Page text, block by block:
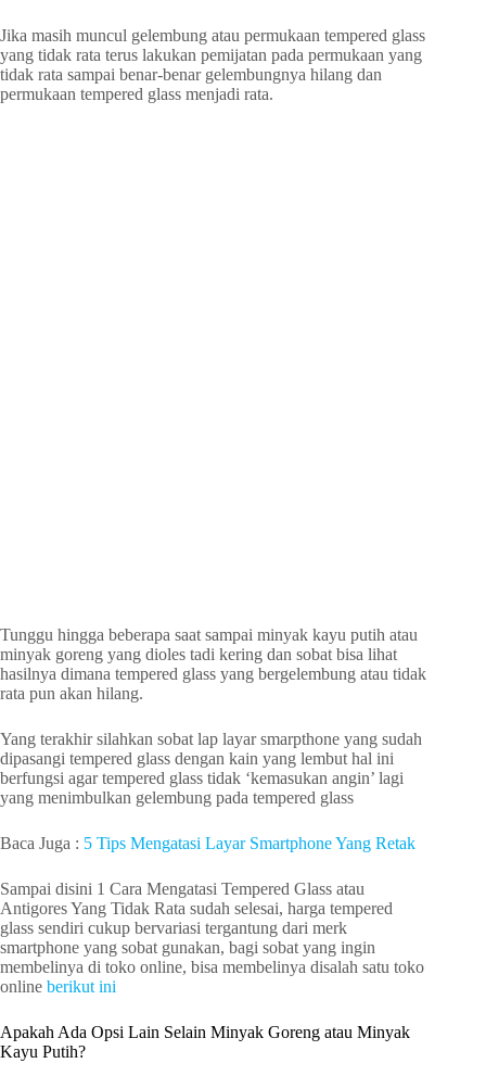
Jika masih muncul gelembung atau permukaan tempered glass
yang tidak rata terus lakukan pemijatan pada permukaan yang
tidak rata sampai benar-benar gelembungnya hilang dan
permukaan tempered glass menjadi rata.
Tunggu hingga beberapa saat sampai minyak kayu putih atau
minyak goreng yang dioles tadi kering dan sobat bisa lihat
hasilnya dimana tempered glass yang bergelembung atau tidak
rata pun akan hilang.
Yang terakhir silahkan sobat lap layar smarpthone yang sudah
dipasangi tempered glass dengan kain yang lembut hal ini
berfungsi agar tempered glass tidak ‘kemasukan angin’ lagi
yang menimbulkan gelembung pada tempered glass
Baca Juga : 5 Tips Mengatasi Layar Smartphone Yang Retak
Sampai disini 1 Cara Mengatasi Tempered Glass atau
Antigores Yang Tidak Rata sudah selesai, harga tempered
glass sendiri cukup bervariasi tergantung dari merk
smartphone yang sobat gunakan, bagi sobat yang ingin
membelinya di toko online, bisa membelinya disalah satu toko
online berikut ini
Apakah Ada Opsi Lain Selain Minyak Goreng atau Minyak
Kayu Putih?